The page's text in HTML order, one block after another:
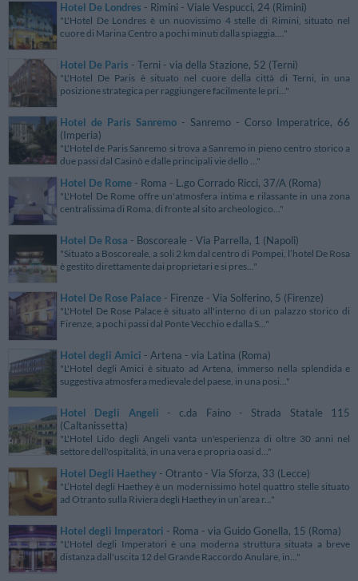
Hotel De Londres - Rimini - Viale Vespucci, 24 (Rimini)
"L'Hotel De Londres è un nuovissimo 4 stelle di Rimini, situato nel
cuore di Marina Centro a pochi minuti dalla spiaggia...."
Hotel De Paris - Terni - via della Stazione, 52 (Terni)
"L'Hotel De Paris è situato nel cuore della città di Terni, in una
posizione strategica per raggiungere facilmente le pri..."
Hotel de Paris Sanremo - Sanremo - Corso Imperatrice, 66
(Imperia)
"L'Hotel de Paris Sanremo si trova a Sanremo in pieno centro storico a
due passi dal Casinò e dalle principali vie dello ..."
Hotel De Rome - Roma - L.go Corrado Ricci, 37/A (Roma)
"L'Hotel De Rome offre un'atmosfera intima e rilassante in una zona
centralissima di Roma, di fronte al sito archeologico..."
Hotel De Rosa - Boscoreale - Via Parrella, 1 (Napoli)
"Situato a Boscoreale, a soli 2 km dal centro di Pompei, l’hotel De Rosa
è gestito direttamente dai proprietari e si pres..."
Hotel De Rose Palace - Firenze - Via Solferino, 5 (Firenze)
"L'Hotel De Rose Palace è situato all'interno di un palazzo storico di
Firenze, a pochi passi dal Ponte Vecchio e dalla S..."
Hotel degli Amici - Artena - via Latina (Roma)
"L'Hotel degli Amici è situato ad Artena, immerso nella splendida e
suggestiva atmosfera medievale del paese, in una posi..."
Hotel Degli Angeli - c.da Faino - Strada Statale 115
(Caltanissetta)
"L'Hotel Lido degli Angeli vanta un'esperienza di oltre 30 anni nel
settore dell'ospitalità, in una vera e propria oasi d..."
Hotel Degli Haethey - Otranto - Via Sforza, 33 (Lecce)
"L’Hotel degli Haethey è un modernissimo hotel quattro stelle situato
ad Otranto sulla Riviera degli Haethey in un’area r..."
Hotel degli Imperatori - Roma - via Guido Gonella, 15 (Roma)
"L'Hotel degli Imperatori è una moderna struttura situata a breve
distanza dall'uscita 12 del Grande Raccordo Anulare, in..."